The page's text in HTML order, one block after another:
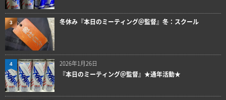
冬休み『本日のミーティング＠監督』冬：スクール
3
2026年1月26日
『本日のミーティング＠監督』★通年活動★
4